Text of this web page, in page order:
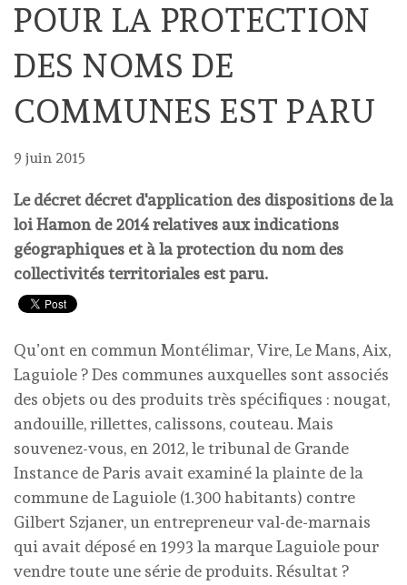
POUR LA PROTECTION
DES NOMS DE
COMMUNES EST PARU
9 juin 2015
Le décret décret d'application des dispositions de la
loi Hamon de 2014 relatives aux indications
géographiques et à la protection du nom des
collectivités territoriales est paru.
Qu’ont en commun Montélimar, Vire, Le Mans, Aix,
Laguiole ? Des communes auxquelles sont associés
des objets ou des produits très spécifiques : nougat,
andouille, rillettes, calissons, couteau. Mais
souvenez-vous, en 2012, le tribunal de Grande
Instance de Paris avait examiné la plainte de la
commune de Laguiole (1.300 habitants) contre
Gilbert Szjaner, un entrepreneur val-de-marnais
qui avait déposé en 1993 la marque Laguiole pour
vendre toute une série de produits. Résultat ?